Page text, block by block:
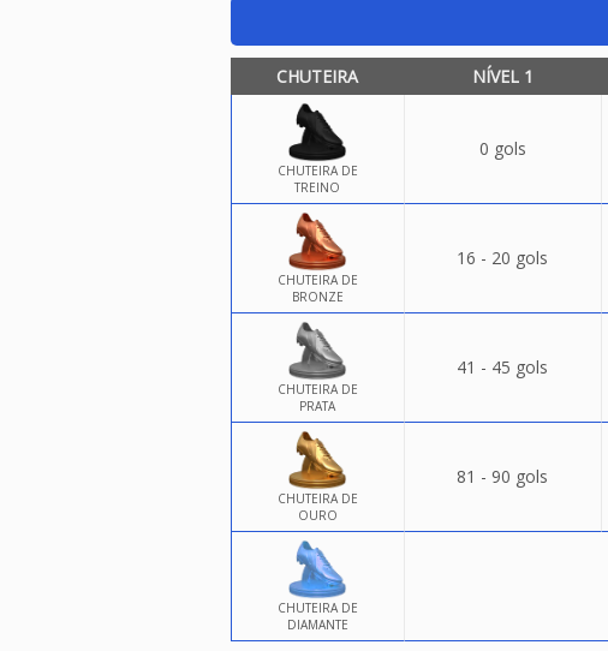
CHUTEIRA NÍVEL 1
CHUTEIRA DE
TREINO
0 gols
CHUTEIRA DE
BRONZE
16 - 20 gols
CHUTEIRA DE
PRATA
41 - 45 gols
CHUTEIRA DE
OURO
81 - 90 gols
CHUTEIRA DE
DIAMANTE